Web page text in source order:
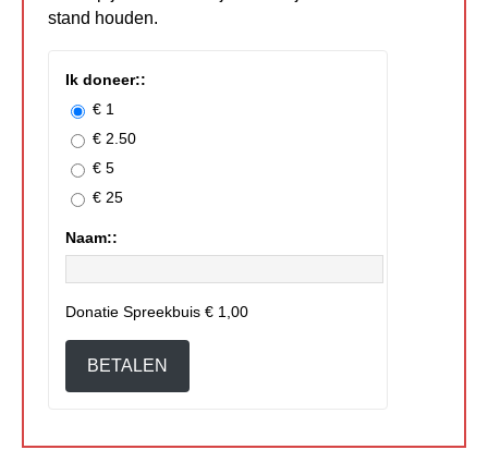
stand houden.
Ik doneer::
€ 1
€ 2.50
€ 5
€ 25
Naam::
Donatie Spreekbuis € 1,00
BETALEN